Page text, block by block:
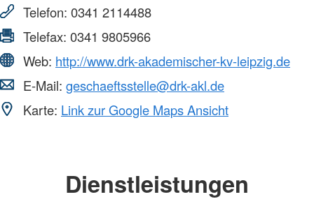
Telefon: 0341 2114488
Telefax: 0341 9805966
Web: http://www.drk-akademischer-kv-leipzig.de
E-Mail: geschaeftsstelle@drk-akl.de
Karte: Link zur Google Maps Ansicht
Dienstleistungen